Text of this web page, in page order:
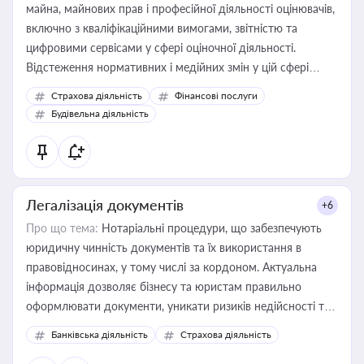
майна, майнових прав і професійної діяльності оцінювачів,
включно з кваліфікаційними вимогами, звітністю та
цифровими сервісами у сфері оціночної діяльності.
Відстеження нормативних і медійних змін у цій сфері
корисне для власника бізнесу, керівника, юриста або
бухгалтера під час оподаткування, приватизації, оренди
державного майна, корпоративних угод і перевірки
статусу суб'єктів оціночної діяльності
Страхова діяльність
Фінансові послуги
Будівельна діяльність
Легалізація документів +6
Про що тема: Нотаріальні процедури, що забезпечують
юридичну чинність документів та їх використання в
правовідносинах, у тому числі за кордоном. Актуальна
інформація дозволяє бізнесу та юристам правильно
оформлювати документи, уникати ризиків недійсності та
забезпечувати їх належне прийняття органами влади та
контрагентами
Банківська діяльність Страхова діяльність